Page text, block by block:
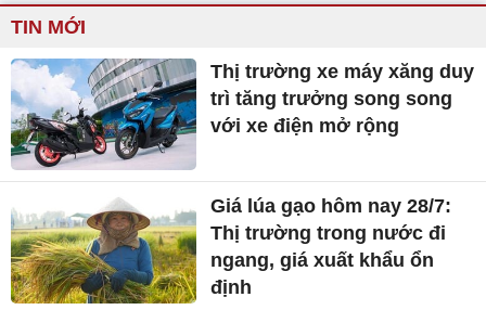
TIN MỚI
Thị trường xe máy xăng duy
trì tăng trưởng song song
với xe điện mở rộng
Giá lúa gạo hôm nay 28/7:
Thị trường trong nước đi
ngang, giá xuất khẩu ổn
định